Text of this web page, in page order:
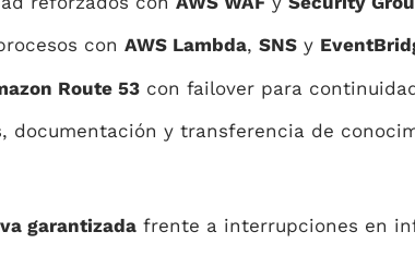
con AWS Lambda, SNSy
Route 53con failover para
documentación y transferencia de
garantizadafrente a interrupciones en